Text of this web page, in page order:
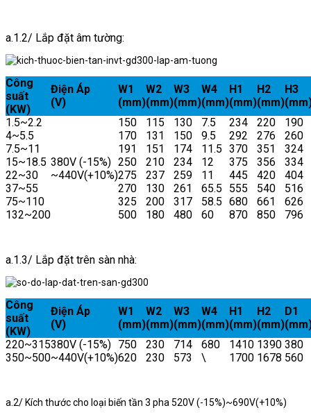
a.1.2/ Lắp đặt âm tường:
Công
suất
(KW)
Điện Áp
(V)
W1
(mm)
W2
(mm)
W3
(mm)
W4
(mm)
H1
(mm)
H2
(mm)
H3
1.5~2.2
380V (-15%)
~440V(+10%)
150 115 130 7.5 234 220
190
4~5.5
170 131 150 9.5 292 276
260
7.5~11
191 151 174 11.5 370 351
324
15~18.5
250 210 234 12 375 356
334
22~30
275 237 259 11 445 420
404
37~55
270 130 261 65.5 555 540
516
75~110
325 200 317 58.5 680 661
626
132~200
500 180 480 60 870 850 796
a.1.3/ Lắp đặt trên sàn nhà:
Công
suất
(KW)
Điện Áp
(V)
W1
(mm)
W2
(mm)
W3
(mm)
W4
(mm)
H1
(mm)
H2
(mm)
D1
220~315380V (-15%)
~440V(+10%)
750 230 714 680 1410 1390 380
350~500
620 230 573 \ 1700 1678 560
a.2/ Kích thước cho loại biến tần 3 pha 520V (-15%)~690V(+10%)